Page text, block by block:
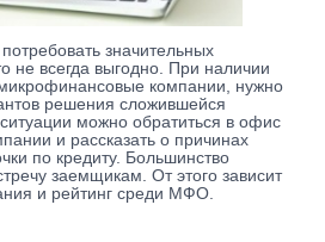
значительных
не всегда выгодно. При наличии
компании, нужно
решения сложившейся
можно обратиться в офис
и рассказать о причинах
по кредиту. Большинство
заемщикам. От этого зависит
и рейтинг среди МФО.